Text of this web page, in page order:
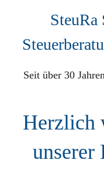
SteuRa
Seit über 30
Herzlich
unserer